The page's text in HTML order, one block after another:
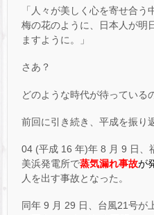
「人々が美しく心を寄せ合う
梅の花のように、日本人が明
ますように。」
さあ？
どのような時代が待っている
前回に引き続き、平成を振り
04 (平成 16 年)年 8 月 9 日、
美浜発電所で蒸気漏れ事故が
人を出す事故となった。
同年 9 月 29 日、台風21号が